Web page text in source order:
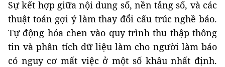
Sự kết hợp giữa nội dung số, nền tảng số, và các
thuật toán gợi ý làm thay đổi cấu trúc nghề báo.
Tự động hóa chen vào quy trình thu thập thông
tin và phân tích dữ liệu làm cho người làm báo
có nguy cơ mất việc ở một số khâu nhất định.